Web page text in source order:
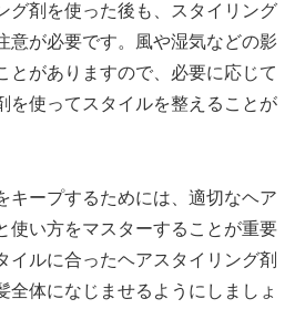
グ剤を使った後も、スタイリング
意が必要です。風や湿気などの影
とがありますので、必要に応じて
を使ってスタイルを整えることが
キープするためには、適切なヘア
使い方をマスターすることが重要
イルに合ったヘアスタイリング剤
全体になじませるようにしましょ